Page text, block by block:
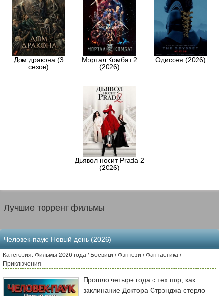
Дом дракона (3
сезон)
Мортал Комбат 2
(2026)
Одиссея (2026)
Дьявол носит Prada 2
(2026)
Лучшие торрент фильмы
Человек-паук: Новый день (2026)
Категория: Фильмы 2026 года / Боевики / Фэнтези / Фантастика /
Приключения
Прошло четыре года с тех пор, как
заклинание Доктора Стрэнджа стерло